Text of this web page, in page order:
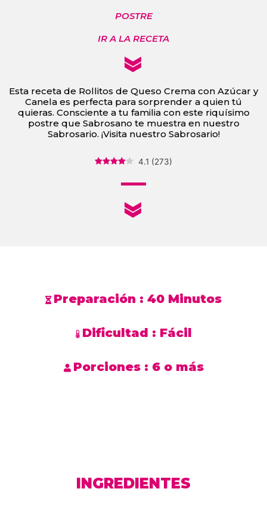
POSTRE
IR A LA RECETA
Esta receta de Rollitos de Queso Crema con Azúcar y
Canela es perfecta para sorprender a quien tú
quieras. Consciente a tu familia con este riquísimo
postre que Sabrosano te muestra en nuestro
Sabrosario. ¡Visita nuestro Sabrosario!
4.1 (273)
Preparación : 40 Minutos
Dificultad : Fácil
Porciones : 6 o más
INGREDIENTES